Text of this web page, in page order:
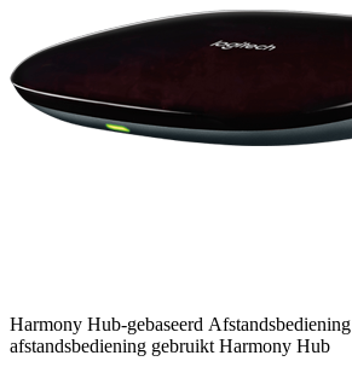
Harmony Hub-gebaseerd Afstandsbediening
afstandsbediening gebruikt Harmony Hub